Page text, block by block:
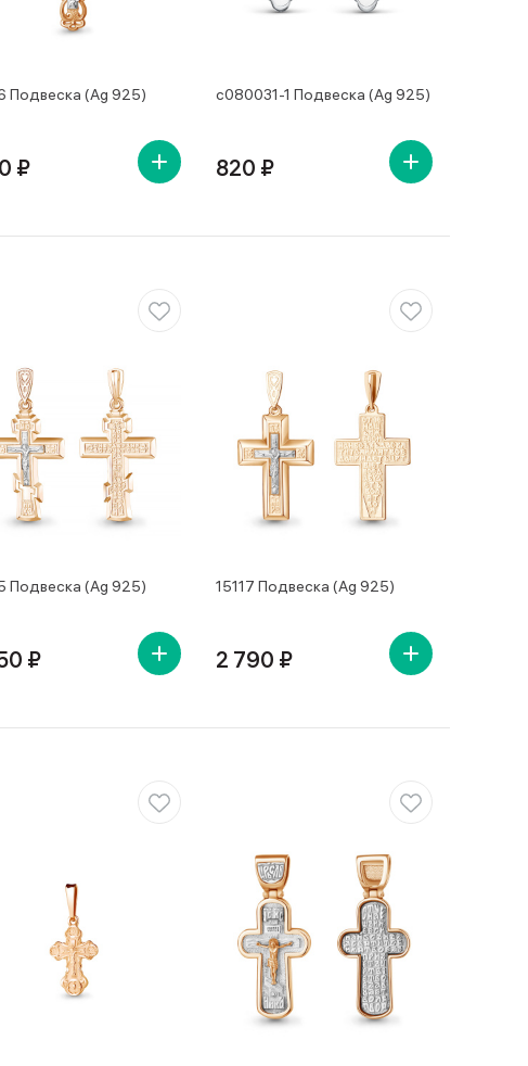
Подвеска (Ag 925)
₽
с080031-1 Подвеска (Ag 925)
820 ₽
Подвеска (Ag 925)
₽
15117 Подвеска (Ag 925)
2 790 ₽